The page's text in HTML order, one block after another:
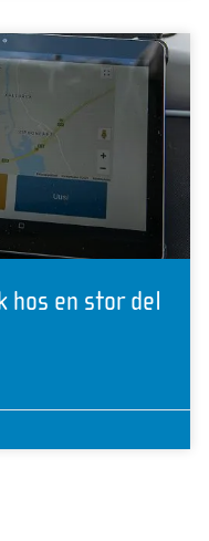
hos en stor del